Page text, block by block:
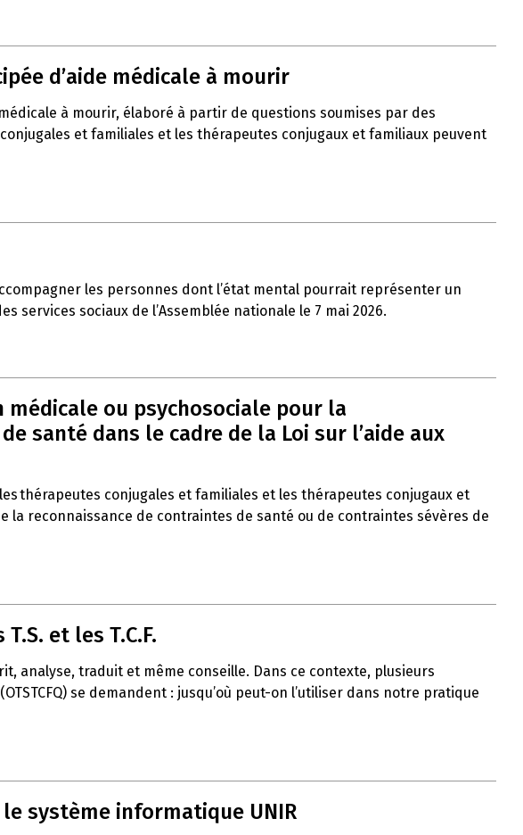
d’aide médicale à mourir
à mourir, élaboré à partir de questions soumises par des
et familiales et les thérapeutes conjugaux et familiaux peuvent
les personnes dont l’état mental pourrait représenter un
services sociaux de l’Assemblée nationale le 7 mai 2026.
ou psychosociale pour la
santé dans le cadre de la Loi sur l’aide aux
thérapeutes conjugales et familiales et les thérapeutes conjugaux et
la reconnaissance de contraintes de santé ou de contraintes sévères de
et les T.C.F.
analyse, traduit et même conseille. Dans ce contexte, plusieurs
se demandent : jusqu’où peut-on l’utiliser dans notre pratique
système informatique UNIR